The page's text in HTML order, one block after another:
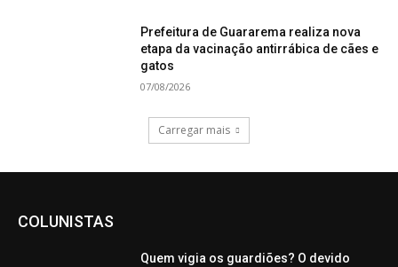
Prefeitura de Guararema realiza nova
etapa da vacinação antirrábica de cães e
gatos
07/08/2026
Carregar mais
COLUNISTAS
Quem vigia os guardiões? O devido